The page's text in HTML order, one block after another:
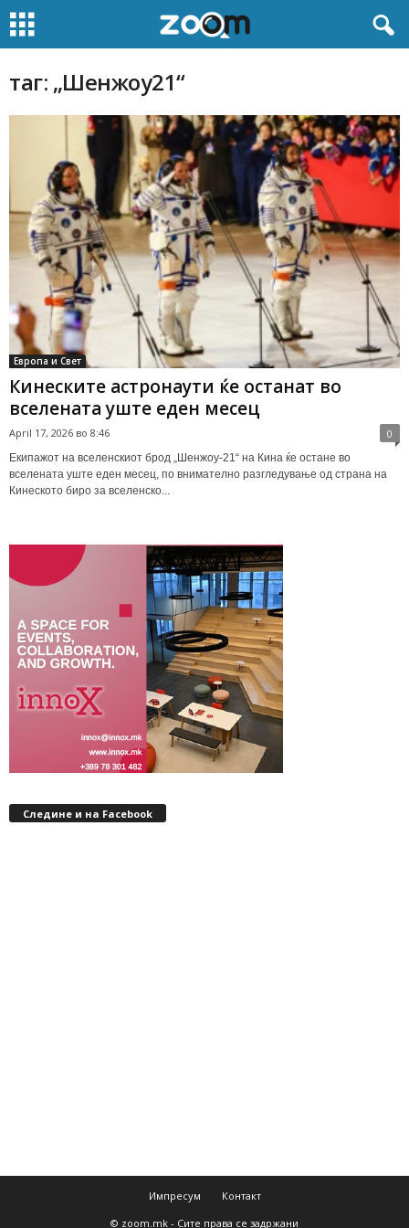
таг: „Шенжоу21“
Европа и Свет
Кинеските астронаути ќе останат во
вселената уште еден месец
April 17, 2026 во 8:46 0
Екипажот на вселенскиот брод „Шенжоу-21“ на Кина ќе остане во
вселената уште еден месец, по внимателно разгледување од страна на
Кинеското биро за вселенско...
Следине и на Facebook
Импресум
Контакт
© zoom.mk - Сите права се задржани